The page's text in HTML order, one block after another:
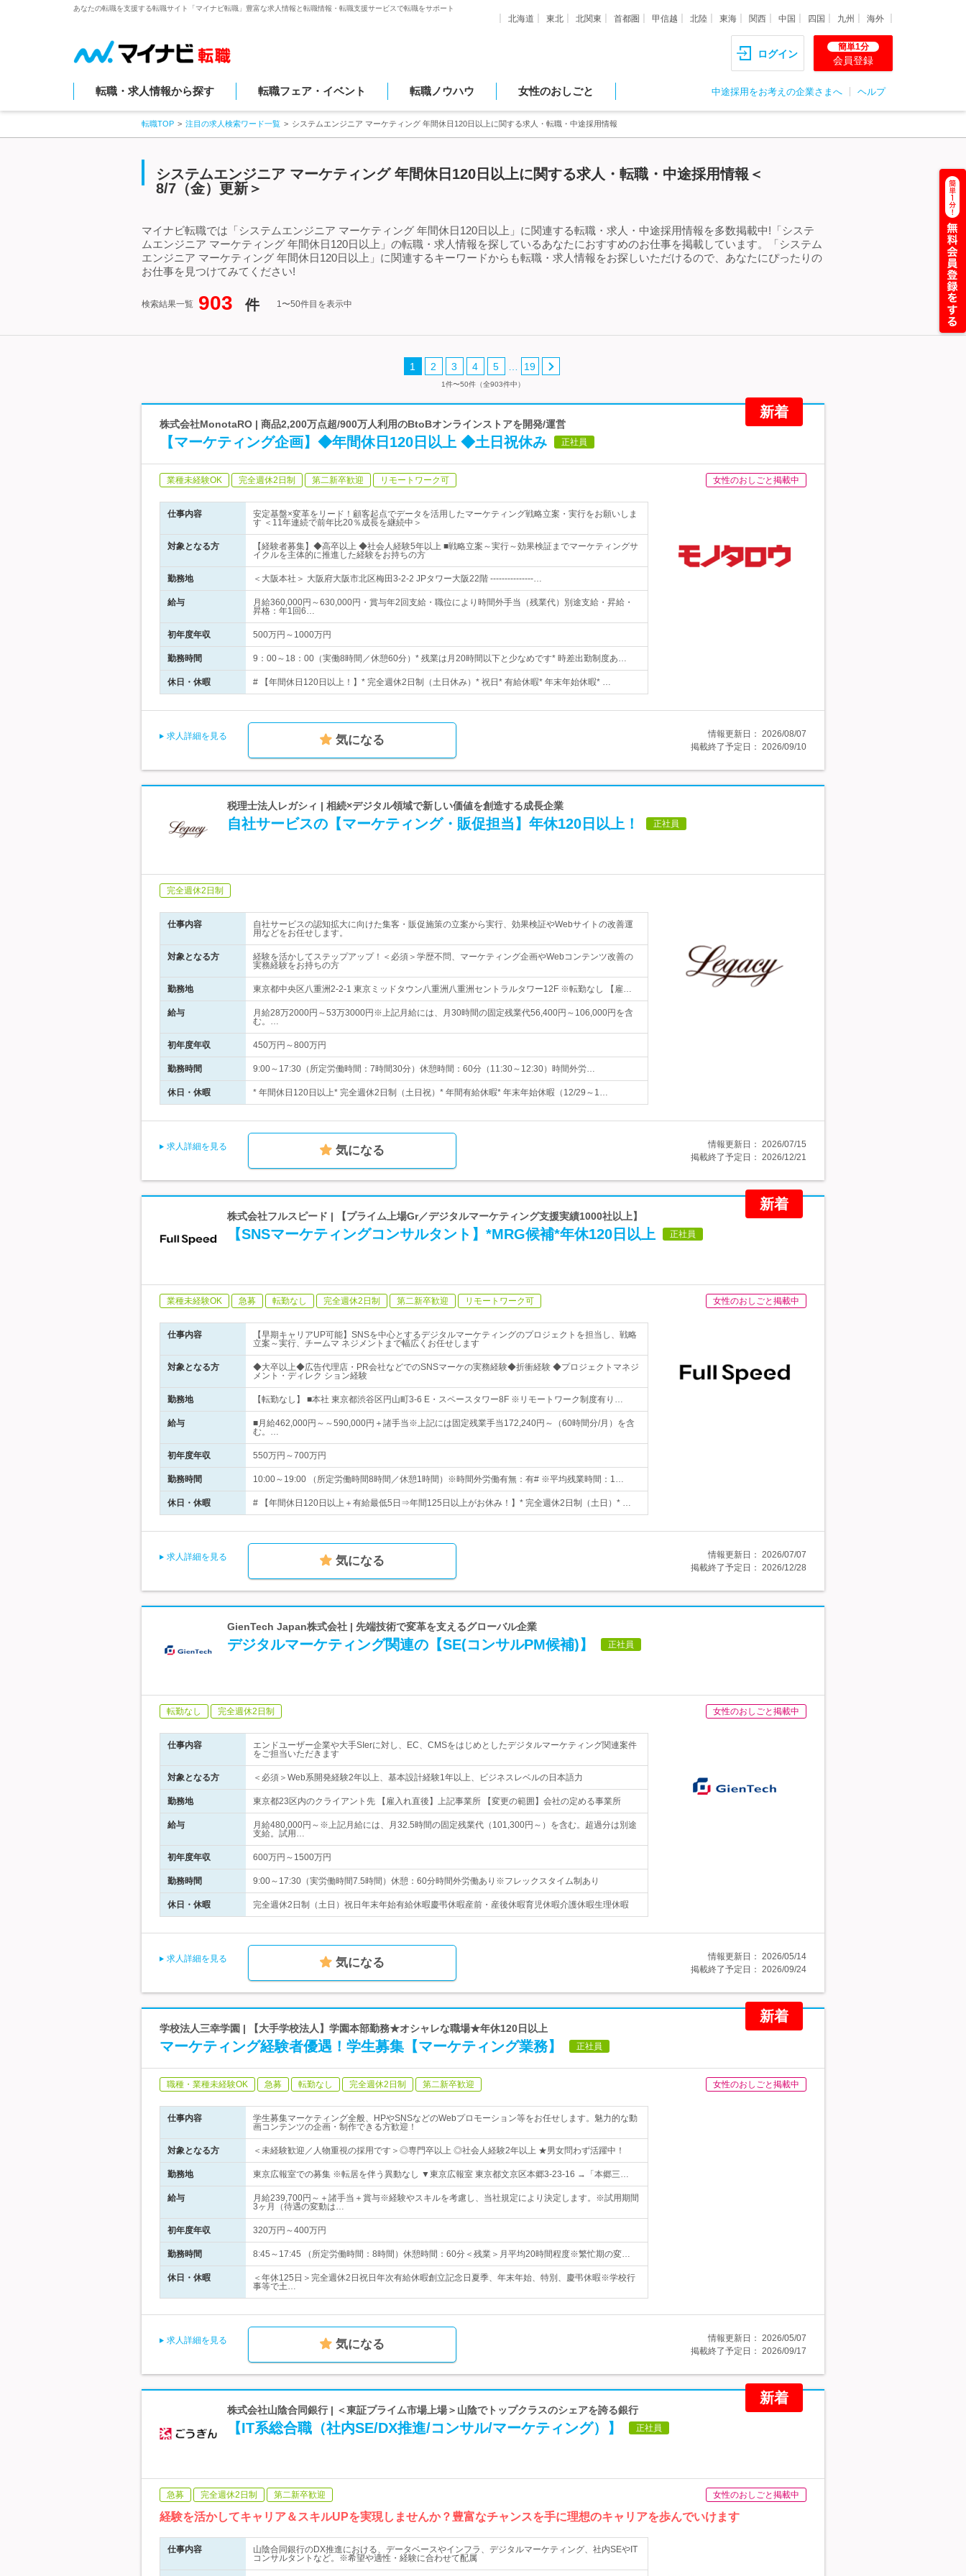
あなたの転職を支援する転職サイト「マイナビ転職」豊富な求人情報と転職情報・転職支援サービスで転職をサポート
北海道 東北 北関東 首都圏 甲信越 北陸 東海 関西 中国 四国 九州 海外
ログイン
簡単1分
会員登録
転職・求人情報から探す 転職フェア・イベント 転職ノウハウ 女性のおしごと 中途採用をお考えの企業さまへ ヘルプ
転職TOP 注目の求人検索ワード一覧 システムエンジニア マーケティング 年間休日120日以上に関する求人・転職・中途採用情報
システムエンジニア マーケティング 年間休日120日以上に関する求人・転職・中途採用情報＜
8/7（金）更新＞
マイナビ転職では「システムエンジニア マーケティング 年間休日120日以上」に関連する転職・求人・中途採用情報を多数掲載中!「システ
ムエンジニア マーケティング 年間休日120日以上」の転職・求人情報を探しているあなたにおすすめのお仕事を掲載しています。「システム
エンジニア マーケティング 年間休日120日以上」に関連するキーワードからも転職・求人情報をお探しいただけるので、あなたにぴったりの
お仕事を見つけてみてください!
検索結果一覧 903 件 1〜50件目を表示中
1 2 3 4 5 19
1件〜50件（全903件中）
新着
株式会社MonotaRO | 商品2,200万点超/900万人利用のBtoBオンラインストアを開発/運営
【マーケティング企画】◆年間休日120日以上 ◆土日祝休み 正社員
業種未経験OK 完全週休2日制 第二新卒歓迎 リモートワーク可 女性のおしごと掲載中
仕事内容
安定基盤×変革をリード！顧客起点でデータを活用したマーケティング戦略立案・実行をお願いしま
す ＜11年連続で前年比20％成長を継続中＞
対象となる方
【経験者募集】◆高卒以上 ◆社会人経験5年以上 ■戦略立案～実行～効果検証までマーケティングサ
イクルを主体的に推進した経験をお持ちの方
勤務地 ＜大阪本社＞ 大阪府大阪市北区梅田3-2-2 JPタワー大阪22階 ---------------…
給与
月給360,000円～630,000円・賞与年2回支給・職位により時間外手当（残業代）別途支給・昇給・
昇格：年1回6…
初年度年収 500万円～1000万円
勤務時間 9：00～18：00（実働8時間／休憩60分）* 残業は月20時間以下と少なめです* 時差出勤制度あ…
休日・休暇 # 【年間休日120日以上！】* 完全週休2日制（土日休み）* 祝日* 有給休暇* 年末年始休暇* …
求人詳細を見る 気になる 情報更新日： 2026/08/07
掲載終了予定日： 2026/09/10
税理士法人レガシィ | 相続×デジタル領域で新しい価値を創造する成長企業
自社サービスの【マーケティング・販促担当】年休120日以上！ 正社員
完全週休2日制
仕事内容
自社サービスの認知拡大に向けた集客・販促施策の立案から実行、効果検証やWebサイトの改善運
用などをお任せします。
対象となる方
経験を活かしてステップアップ！＜必須＞学歴不問、マーケティング企画やWebコンテンツ改善の
実務経験をお持ちの方
勤務地 東京都中央区八重洲2-2-1 東京ミッドタウン八重洲八重洲セントラルタワー12F ※転勤なし 【雇…
給与
月給28万2000円～53万3000円※上記月給には、月30時間の固定残業代56,400円～106,000円を含
む。…
初年度年収 450万円～800万円
勤務時間 9:00～17:30（所定労働時間：7時間30分）休憩時間：60分（11:30～12:30）時間外労…
休日・休暇 * 年間休日120日以上* 完全週休2日制（土日祝）* 年間有給休暇* 年末年始休暇（12/29～1…
求人詳細を見る 気になる 情報更新日： 2026/07/15
掲載終了予定日： 2026/12/21
新着
株式会社フルスピード | 【プライム上場Gr／デジタルマーケティング支援実績1000社以上】
【SNSマーケティングコンサルタント】*MRG候補*年休120日以上 正社員
業種未経験OK 急募 転勤なし 完全週休2日制 第二新卒歓迎 リモートワーク可 女性のおしごと掲載中
仕事内容
【早期キャリアUP可能】SNSを中心とするデジタルマーケティングのプロジェクトを担当し、戦略
立案～実行、チームマ ネジメントまで幅広くお任せします
対象となる方
◆大卒以上◆広告代理店・PR会社などでのSNSマーケの実務経験◆折衝経験 ◆プロジェクトマネジ
メント・ディレク ション経験
勤務地 【転勤なし】 ■本社 東京都渋谷区円山町3-6 E・スペースタワー8F ※リモートワーク制度有り…
給与
■月給462,000円～～590,000円＋諸手当※上記には固定残業手当172,240円～（60時間分/月）を含
む。…
初年度年収 550万円～700万円
勤務時間 10:00～19:00 （所定労働時間8時間／休憩1時間）※時間外労働有無：有# ※平均残業時間：1…
休日・休暇 # 【年間休日120日以上＋有給最低5日⇒年間125日以上がお休み！】* 完全週休2日制（土日）* …
求人詳細を見る 気になる 情報更新日： 2026/07/07
掲載終了予定日： 2026/12/28
GienTech Japan株式会社 | 先端技術で変革を支えるグローバル企業
デジタルマーケティング関連の【SE(コンサルPM候補)】 正社員
転勤なし 完全週休2日制 女性のおしごと掲載中
仕事内容
エンドユーザー企業や大手SIerに対し、EC、CMSをはじめとしたデジタルマーケティング関連案件
をご担当いただきます
対象となる方 ＜必須＞Web系開発経験2年以上、基本設計経験1年以上、ビジネスレベルの日本語力
勤務地 東京都23区内のクライアント先 【雇入れ直後】上記事業所 【変更の範囲】会社の定める事業所
給与
月給480,000円～※上記月給には、月32.5時間の固定残業代（101,300円～）を含む。超過分は別途
支給。試用…
初年度年収 600万円～1500万円
勤務時間 9:00～17:30（実労働時間7.5時間）休憩：60分時間外労働あり※フレックスタイム制あり
休日・休暇 完全週休2日制（土日）祝日年末年始有給休暇慶弔休暇産前・産後休暇育児休暇介護休暇生理休暇
求人詳細を見る 気になる 情報更新日： 2026/05/14
掲載終了予定日： 2026/09/24
新着
学校法人三幸学園 | 【大手学校法人】学園本部勤務★オシャレな職場★年休120日以上
マーケティング経験者優遇！学生募集【マーケティング業務】 正社員
職種・業種未経験OK 急募 転勤なし 完全週休2日制 第二新卒歓迎 女性のおしごと掲載中
仕事内容
学生募集マーケティング全般、HPやSNSなどのWebプロモーション等をお任せします。魅力的な動
画コンテンツの企画・制作できる方歓迎！
対象となる方 ＜未経験歓迎／人物重視の採用です＞◎専門卒以上 ◎社会人経験2年以上 ★男女問わず活躍中！
勤務地 東京広報室での募集 ※転居を伴う異動なし ▼東京広報室 東京都文京区本郷3-23-16 →「本郷三…
給与
月給239,700円～＋諸手当＋賞与※経験やスキルを考慮し、当社規定により決定します。※試用期間
3ヶ月（待遇の変動は…
初年度年収 320万円～400万円
勤務時間 8:45～17:45 （所定労働時間：8時間）休憩時間：60分＜残業＞月平均20時間程度※繁忙期の変…
休日・休暇
＜年休125日＞完全週休2日祝日年次有給休暇創立記念日夏季、年末年始、特別、慶弔休暇※学校行
事等で土…
求人詳細を見る 気になる 情報更新日： 2026/05/07
掲載終了予定日： 2026/09/17
新着
株式会社山陰合同銀行 | ＜東証プライム市場上場＞山陰でトップクラスのシェアを誇る銀行
【IT系総合職（社内SE/DX推進/コンサル/マーケティング）】 正社員
急募 完全週休2日制 第二新卒歓迎 女性のおしごと掲載中
経験を活かしてキャリア＆スキルUPを実現しませんか？豊富なチャンスを手に理想のキャリアを歩んでいけます
仕事内容
山陰合同銀行のDX推進における、データベースやインフラ、デジタルマーケティング、社内SEやIT
コンサルタントなど。※希望や適性・経験に合わせて配属